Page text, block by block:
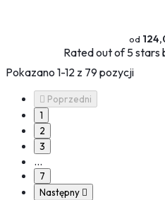
Ratedout of 5 stars
Pokazano 1-12 z 79 pozycji
 Poprzedni
1
2
3
…
7
Następny 